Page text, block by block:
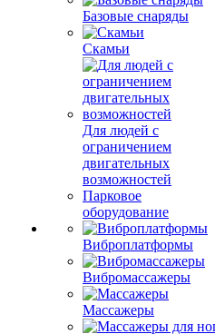
Базовые снаряды
Скамьи
Для людей с
ограничением
двигательных
возможностей
Парковое
оборудование
Виброплатформы
Вибромассажеры
Массажеры